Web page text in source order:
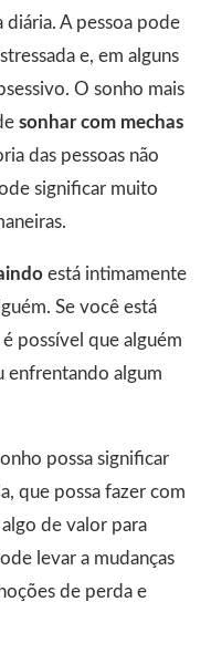
A pessoa pode
e, em alguns
O sonho mais
sonhar com mechas
das pessoas não
significar muito
está intimamente
Se você está
possível que alguém
enfrentando algum
possa significar
que possa fazer com
de valor para
levar a mudanças
de perda e